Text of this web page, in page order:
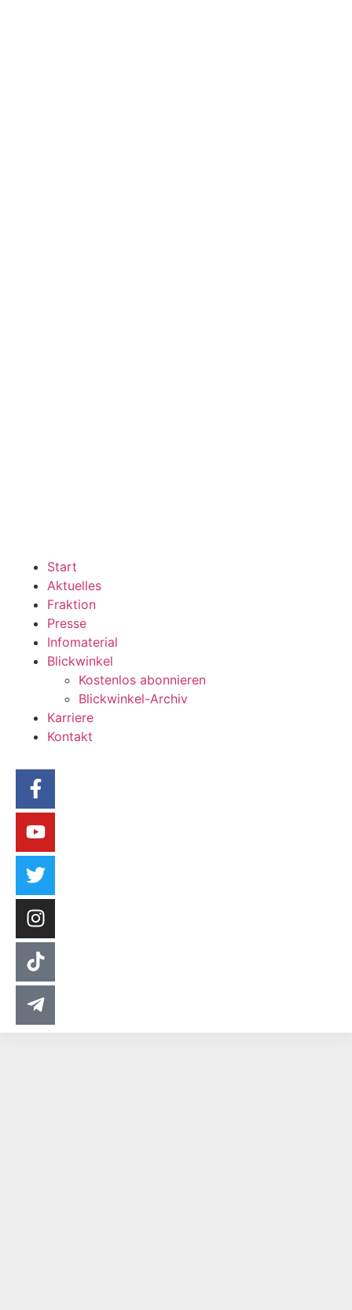
Start
Aktuelles
Fraktion
Presse
Infomaterial
Blickwinkel
Kostenlos abonnieren
Blickwinkel-Archiv
Karriere
Kontakt